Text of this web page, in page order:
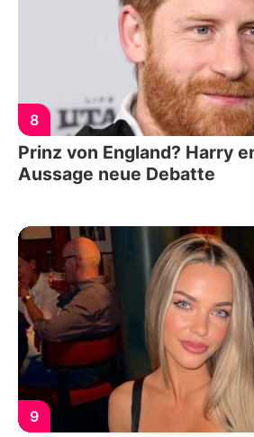
8
Prinz von England? Harry
Aussage neue Debatte
9